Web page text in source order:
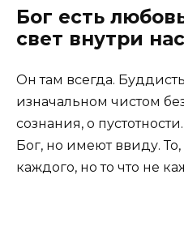
Бог есть
свет внутри
Он там всегда.
изначальном чистом
сознания, о
Бог, но имеют ввиду. То,
каждого, но то что не